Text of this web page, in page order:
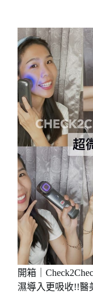
開箱｜
濕導入更吸收!!醫